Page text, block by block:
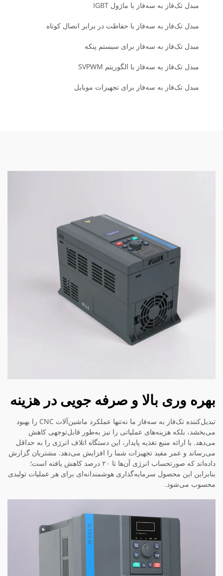
مبدل تک‌فاز به سه‌فاز با ماژول IGBT
مبدل تک‌فاز به سه‌فاز با حفاظت در برابر اتصال کوتاه
مبدل تک‌فاز به سه‌فاز برای سیستم پنکه
مبدل تک‌فاز به سه‌فاز با الگوریتم SVPWM
مبدل تک‌فاز به سه‌فاز برای تجهیزات موبایل
بهره وری بالا و صرفه جویی در هزینه
تبدیل‌کننده تک‌فاز به سه‌فاز ما نه‌تنها عملکرد ماشین‌آلات CNC را بهبود
می‌بخشد، بلکه هزینه‌های عملیاتی را نیز به‌طور قابل‌توجهی کاهش
می‌دهد. با ارائه منبع تغذیه پایدار، این دستگاه اتلاف انرژی را به حداقل
می‌رساند و عمر مفید تجهیزات شما را افزایش می‌دهد. مشتریان گزارش
داده‌اند که صورتحساب انرژی آن‌ها تا ۲۰ درصد کاهش یافته است؛
بنابراین این محصول سرمایه‌گذاری هوشمندانه‌ای برای هر عملیات تولیدی
محسوب می‌شود.